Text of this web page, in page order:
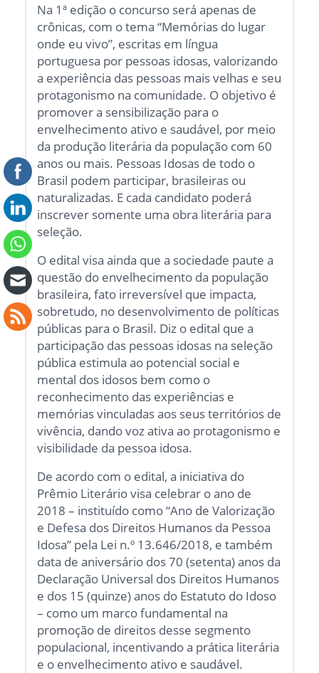
Na 1ª edição o concurso será apenas de
crônicas, com o tema “Memórias do lugar
onde eu vivo”, escritas em língua
portuguesa por pessoas idosas, valorizando
a experiência das pessoas mais velhas e seu
protagonismo na comunidade. O objetivo é
promover a sensibilização para o
envelhecimento ativo e saudável, por meio
da produção literária da população com 60
anos ou mais. Pessoas Idosas de todo o
Brasil podem participar, brasileiras ou
naturalizadas. E cada candidato poderá
inscrever somente uma obra literária para
seleção.
O edital visa ainda que a sociedade paute a
questão do envelhecimento da população
brasileira, fato irreversível que impacta,
sobretudo, no desenvolvimento de políticas
públicas para o Brasil. Diz o edital que a
participação das pessoas idosas na seleção
pública estimula ao potencial social e
mental dos idosos bem como o
reconhecimento das experiências e
memórias vinculadas aos seus territórios de
vivência, dando voz ativa ao protagonismo e
visibilidade da pessoa idosa.
De acordo com o edital, a iniciativa do
Prêmio Literário visa celebrar o ano de
2018 – instituído como “Ano de Valorização
e Defesa dos Direitos Humanos da Pessoa
Idosa” pela Lei n.º 13.646/2018, e também
data de aniversário dos 70 (setenta) anos da
Declaração Universal dos Direitos Humanos
e dos 15 (quinze) anos do Estatuto do Idoso
– como um marco fundamental na
promoção de direitos desse segmento
populacional, incentivando a prática literária
e o envelhecimento ativo e saudável.